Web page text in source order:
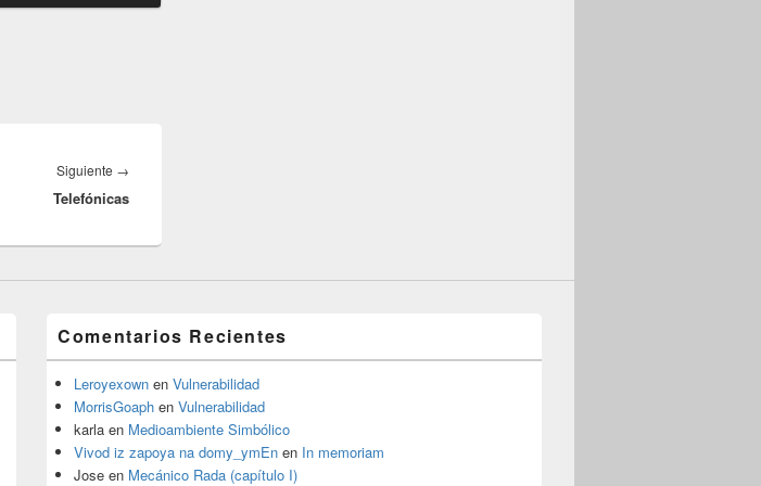
Siguiente →
siguiente:
Telefónicas
Comentarios Recientes
Leroyexown enVulnerabilidad
MorrisGoaph enVulnerabilidad
karla en Medioambiente Simbólico
Vivod iz zapoya na domy_ymEn en In memoriam
Jose en Mecánico Rada (capítulo I)